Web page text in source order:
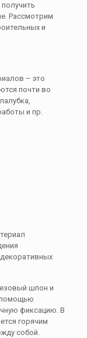
Рассмотрим
и
– это
почти во
и пр.
шпон и
помощью
фиксацию. В
горячим
собой.